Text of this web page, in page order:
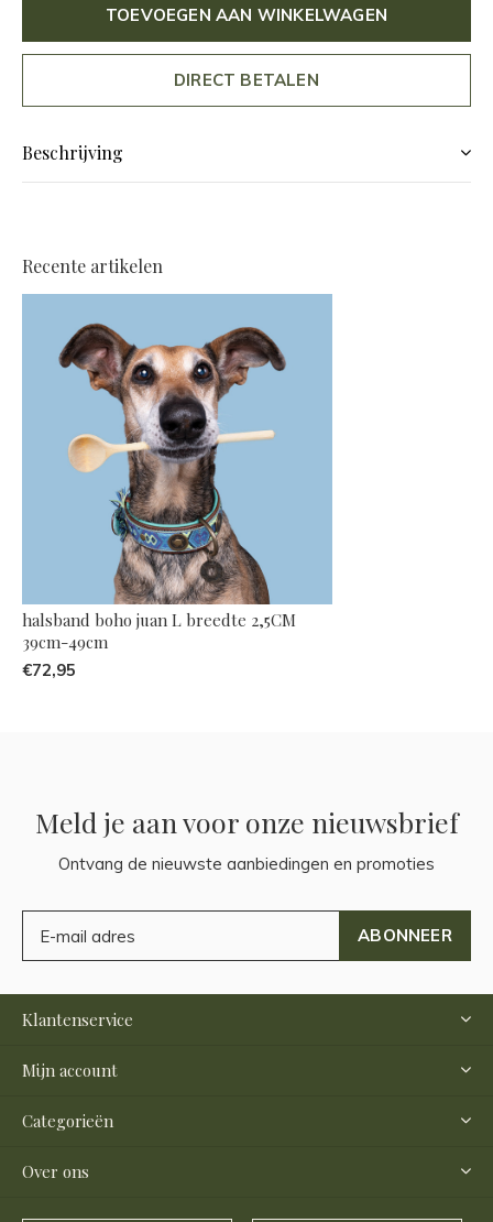
TOEVOEGEN AAN WINKELWAGEN
DIRECT BETALEN
Beschrijving
Recente artikelen
halsband boho juan L breedte 2,5CM
39cm-49cm
€72,95
Meld je aan voor onze nieuwsbrief
Ontvang de nieuwste aanbiedingen en promoties
ABONNEER
Klantenservice
Mijn account
Categorieën
Over ons